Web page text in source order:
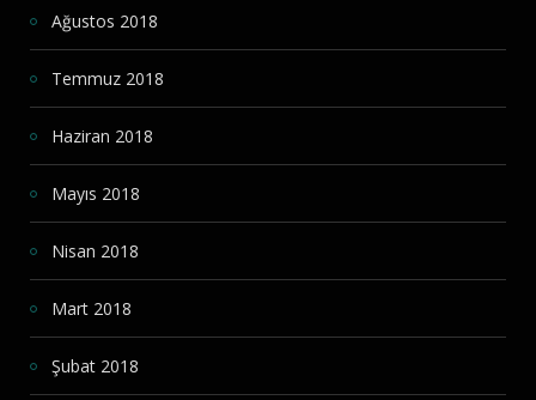
Ağustos 2018
Temmuz 2018
Haziran 2018
Mayıs 2018
Nisan 2018
Mart 2018
Şubat 2018